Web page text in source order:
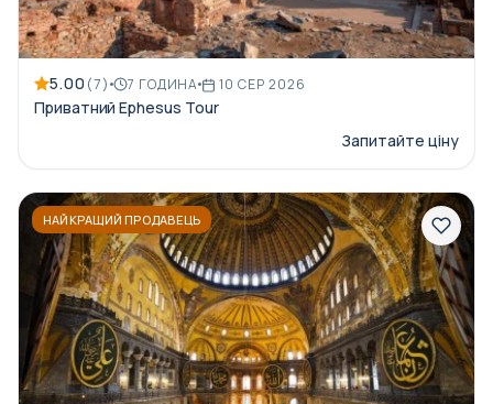
5.00 (7) 7 ГОДИНА 10 СЕР 2026
Приватний Ephesus Tour
Запитайте ціну
НАЙКРАЩИЙ ПРОДАВЕЦЬ